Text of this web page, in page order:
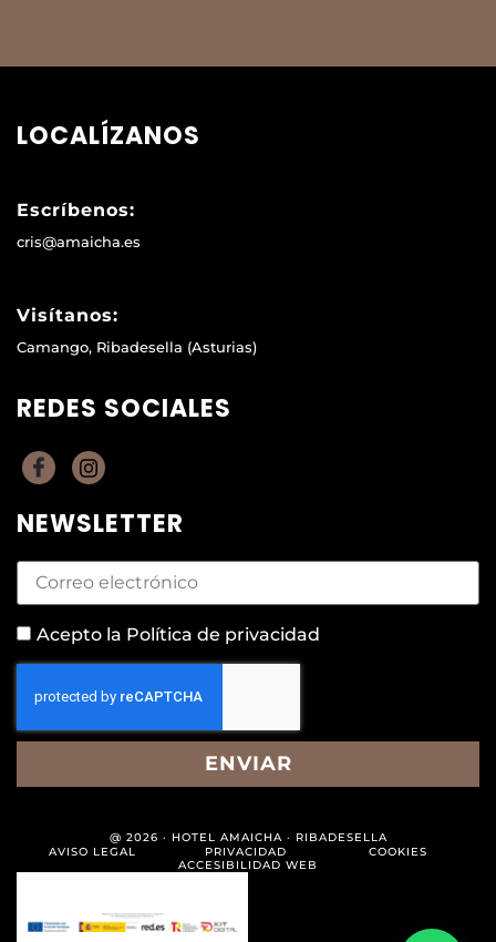
LOCALÍZANOS
Escríbenos:
cris@amaicha.es
Visítanos:
Camango, Ribadesella (Asturias)
REDES SOCIALES
NEWSLETTER
Acepto la Política de privacidad
ENVIAR
@ 2026 · HOTEL AMAICHA · RIBADESELLA
AVISO LEGAL
PRIVACIDAD
COOKIES
ACCESIBILIDAD WEB